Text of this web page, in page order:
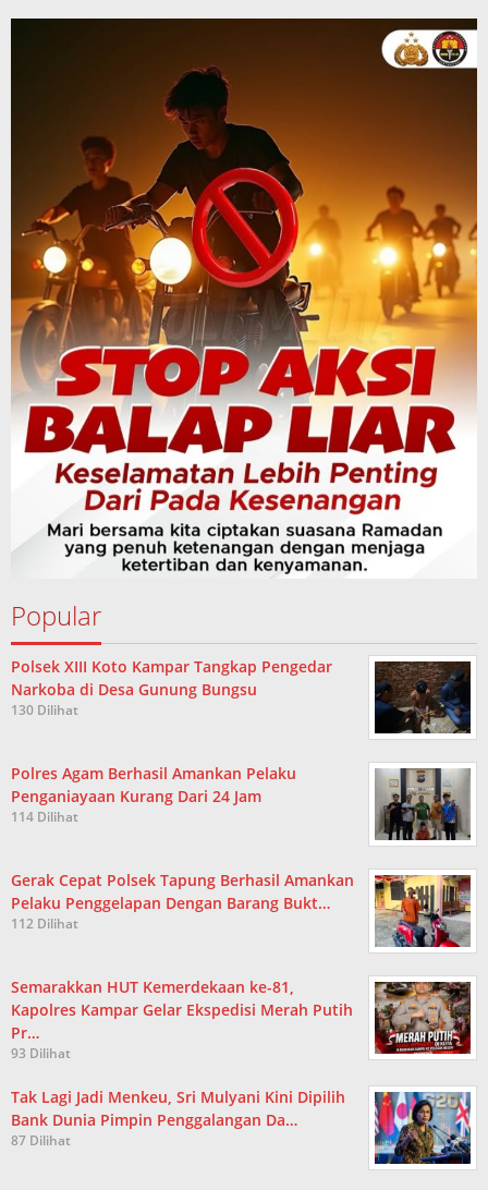
Popular
Polsek XIII Koto Kampar Tangkap Pengedar
Narkoba di Desa Gunung Bungsu
130 Dilihat
Polres Agam Berhasil Amankan Pelaku
Penganiayaan Kurang Dari 24 Jam
114 Dilihat
Gerak Cepat Polsek Tapung Berhasil Amankan
Pelaku Penggelapan Dengan Barang Bukt…
112 Dilihat
Semarakkan HUT Kemerdekaan ke-81,
Kapolres Kampar Gelar Ekspedisi Merah Putih
Pr…
93 Dilihat
Tak Lagi Jadi Menkeu, Sri Mulyani Kini Dipilih
Bank Dunia Pimpin Penggalangan Da…
87 Dilihat